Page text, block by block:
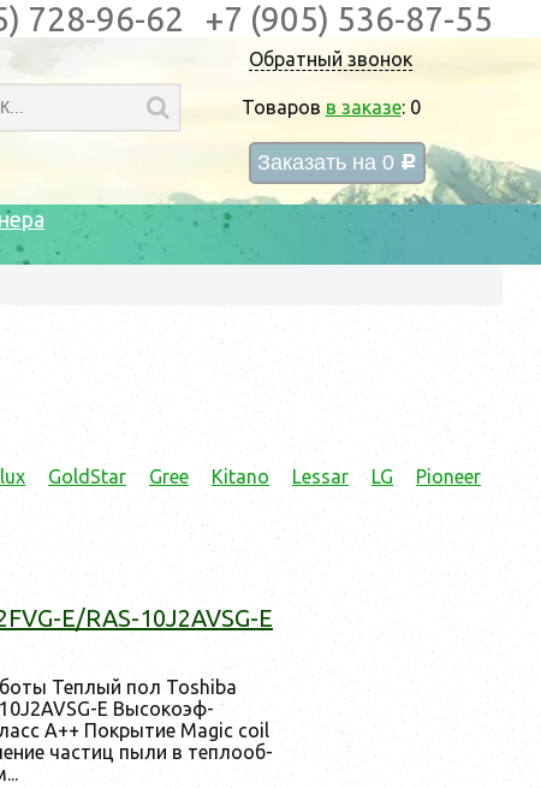
Обратный звонок
Товаров в заказе: 0
Заказать на 0 c
728-96-62 +7 (905) 536-87-55
GoldStar Gree Kitano Lessar LG
Pioneer
E/RAS-10J2AVSG-E
Теп­лый пол Toshiba
E Вы­соко­эф­
А++ Пок­ры­тие Magic coil
час­тиц пы­ли в теп­ло­об­